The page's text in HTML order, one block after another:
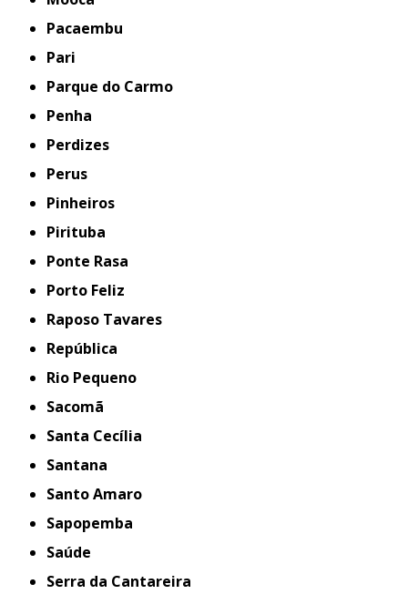
Pacaembu
Pari
Parque do Carmo
Penha
Perdizes
Perus
Pinheiros
Pirituba
Ponte Rasa
Porto Feliz
Raposo Tavares
República
Rio Pequeno
Sacomã
Santa Cecília
Santana
Santo Amaro
Sapopemba
Saúde
Serra da Cantareira